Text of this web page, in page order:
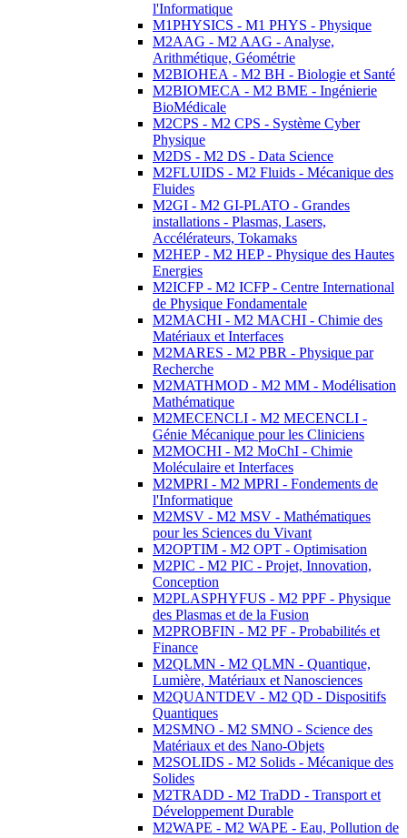
l'Informatique
M1PHYSICS - M1 PHYS - Physique
M2AAG - M2 AAG - Analyse,
Arithmétique, Géométrie
M2BIOHEA - M2 BH - Biologie et Santé
M2BIOMECA - M2 BME - Ingénierie
BioMédicale
M2CPS - M2 CPS - Système Cyber
Physique
M2DS - M2 DS - Data Science
M2FLUIDS - M2 Fluids - Mécanique des
Fluides
M2GI - M2 GI-PLATO - Grandes
installations - Plasmas, Lasers,
Accélérateurs, Tokamaks
M2HEP - M2 HEP - Physique des Hautes
Energies
M2ICFP - M2 ICFP - Centre International
de Physique Fondamentale
M2MACHI - M2 MACHI - Chimie des
Matériaux et Interfaces
M2MARES - M2 PBR - Physique par
Recherche
M2MATHMOD - M2 MM - Modélisation
Mathématique
M2MECENCLI - M2 MECENCLI -
Génie Mécanique pour les Cliniciens
M2MOCHI - M2 MoChI - Chimie
Moléculaire et Interfaces
M2MPRI - M2 MPRI - Fondements de
l'Informatique
M2MSV - M2 MSV - Mathématiques
pour les Sciences du Vivant
M2OPTIM - M2 OPT - Optimisation
M2PIC - M2 PIC - Projet, Innovation,
Conception
M2PLASPHYFUS - M2 PPF - Physique
des Plasmas et de la Fusion
M2PROBFIN - M2 PF - Probabilités et
Finance
M2QLMN - M2 QLMN - Quantique,
Lumière, Matériaux et Nanosciences
M2QUANTDEV - M2 QD - Dispositifs
Quantiques
M2SMNO - M2 SMNO - Science des
Matériaux et des Nano-Objets
M2SOLIDS - M2 Solids - Mécanique des
Solides
M2TRADD - M2 TraDD - Transport et
Développement Durable
M2WAPE - M2 WAPE - Eau, Pollution de